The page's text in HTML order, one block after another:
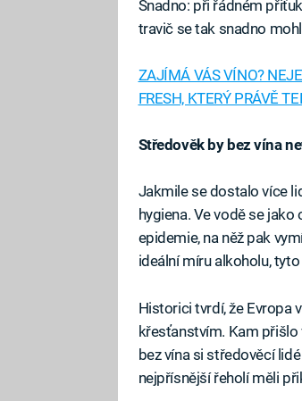
Snadno: při řádném
travič se tak snadno
ZAJÍMÁ VÁS VÍNO?
FRESH, KTERÝ PRÁVĚ
Středověk by bez vína
Jakmile se dostalo více
hygiena. Ve vodě se
epidemie, na něž pak
ideální míru alkoholu,
Historici tvrdí, že Evropa
křesťanstvím. Kam přišlo
bez vína si středověcí
nejpřísnější řeholí měli